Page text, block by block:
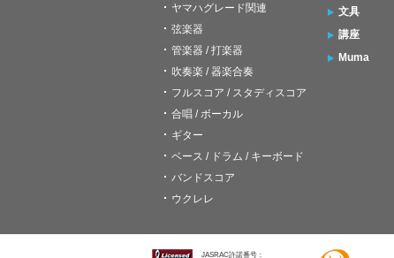
ヤマハグレード関連
弦楽器
管楽器 / 打楽器
吹奏楽 / 器楽合奏
フルスコア / スタディスコア
合唱 / ボーカル
ギター
ベース / ドラム / キーボード
バンドスコア
ウクレレ
文具
講座
Muma
JASRAC許諾番号：